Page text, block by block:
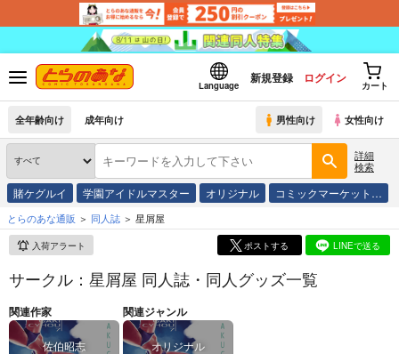
Language
新規登録 ログイン
カート
全年齢向け 成年向け 男性向け 女性向け
詳細
検索
賭ケグルイ 学園アイドルマスター オリジナル コミックマーケット…
とらのあな通販 同人誌 星屑屋
入荷アラート ポストする LINEで送る
サークル：星屑屋 同人誌・同人グッズ一覧
関連作家
佐伯昭志
関連ジャンル
オリジナル